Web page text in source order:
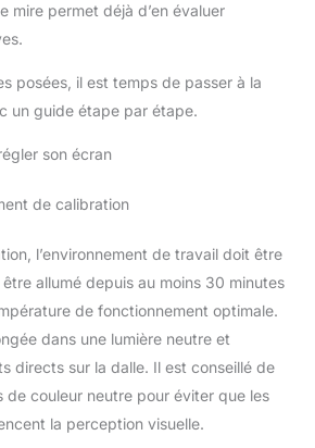
mire permet déjà d’en évaluer
posées, il est temps de passer à la
un guide étape par étape.
son écran
de calibration
l’environnement de travail doit être
être allumé depuis au moins 30 minutes
de fonctionnement optimale.
dans une lumière neutre et
directs sur la dalle. Il est conseillé de
de couleur neutre pour éviter que les
la perception visuelle.